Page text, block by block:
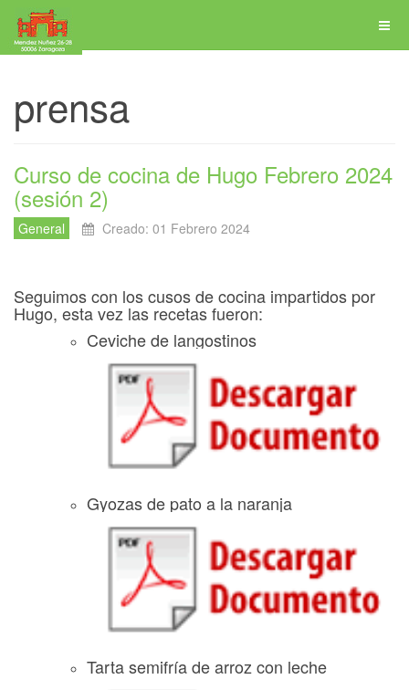
prensa
Curso de cocina de Hugo Febrero 2024
(sesión 2)
General Creado: 01 Febrero 2024
Seguimos con los cusos de cocina impartidos por
Hugo, esta vez las recetas fueron:
Ceviche de langostinos
Gyozas de pato a la naranja
Tarta semifría de arroz con leche